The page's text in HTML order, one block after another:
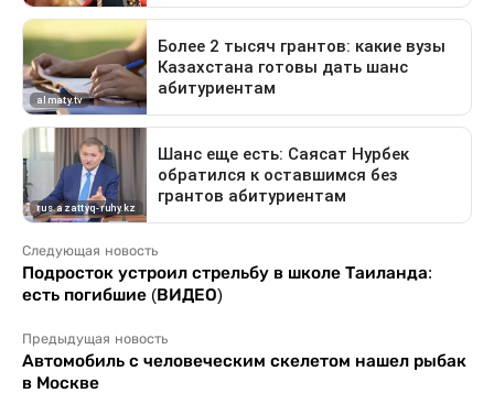
Следующая новость
Подросток устроил стрельбу в школе Таиланда:
есть погибшие (ВИДЕО)
Предыдущая новость
Автомобиль с человеческим скелетом нашел рыбак
в Москве